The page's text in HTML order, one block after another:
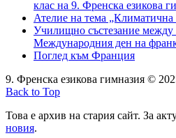
клас на 9. Френска езикова
Ателие на тема „Климатична
Училищно състезание между
Международния ден на
Поглед към Франция
9. Френска езикова гимназия ©
Back to Top
Това е архив на стария сайт. За
новия.